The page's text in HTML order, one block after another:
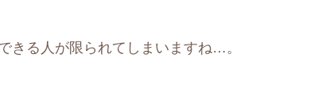
きる人が限られてしまいますね…。